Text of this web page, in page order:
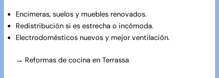
Encimeras, suelos y muebles renovados.
Redistribución si es estrecha o incómoda.
Electrodomésticos nuevos y mejor ventilación.
→ Reformas de cocina en Terrassa